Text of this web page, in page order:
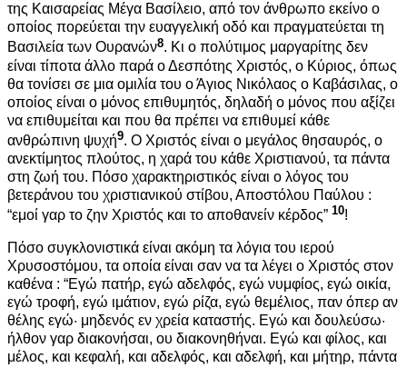
της Καισαρείας Μέγα Βασίλειο, από τον άνθρωπο εκείνο ο
οποίος πορεύεται την ευαγγελική οδό και πραγματεύεται τη
Βασιλεία των Ουρανών8. Κι ο πολύτιμος μαργαρίτης δεν
είναι τίποτα άλλο παρά ο Δεσπότης Χριστός, ο Κύριος, όπως
θα τονίσει σε μια ομιλία του ο Άγιος Νικόλαος ο Καβάσιλας, ο
οποίος είναι ο μόνος επιθυμητός, δηλαδή ο μόνος που αξίζει
να επιθυμείται και που θα πρέπει να επιθυμεί κάθε
ανθρώπινη ψυχή9. Ο Χριστός είναι ο μεγάλος θησαυρός, ο
ανεκτίμητος πλούτος, η χαρά του κάθε Χριστιανού, τα πάντα
στη ζωή του. Πόσο χαρακτηριστικός είναι ο λόγος του
βετεράνου του χριστιανικού στίβου, Αποστόλου Παύλου :
“εμοί γαρ το ζην Χριστός και το αποθανείν κέρδος” 10!
Πόσο συγκλονιστικά είναι ακόμη τα λόγια του ιερού
Χρυσοστόμου, τα οποία είναι σαν να τα λέγει ο Χριστός στον
καθένα : “Εγώ πατήρ, εγώ αδελφός, εγώ νυμφίος, εγώ οικία,
εγώ τροφή, εγώ ιμάτιον, εγώ ρίζα, εγώ θεμέλιος, παν όπερ αν
θέλης εγώ· μηδενός εν χρεία καταστής. Εγώ και δουλεύσω·
ήλθον γαρ διακονήσαι, ου διακονηθήναι. Εγώ και φίλος, και
μέλος, και κεφαλή, και αδελφός, και αδελφή, και μήτηρ, πάντα